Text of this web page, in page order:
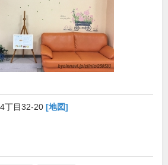
丁目32-20 [地図]